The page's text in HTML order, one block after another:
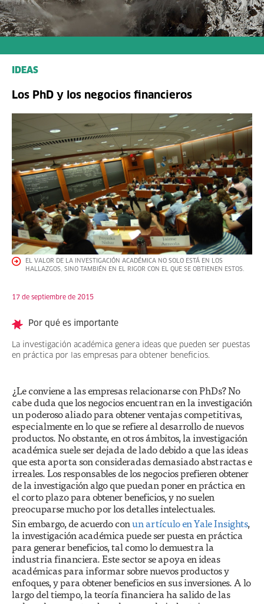
IDEAS
Los PhD y los negocios financieros
EL VALOR DE LA INVESTIGACIÓN ACADÉMICA NO SOLO ESTÁ EN LOS
HALLAZGOS, SINO TAMBIÉN EN EL RIGOR CON EL QUE SE OBTIENEN ESTOS.
17 de septiembre de 2015
Por qué es importante
La investigación académica genera ideas que pueden ser puestas
en práctica por las empresas para obtener beneficios.
¿Le conviene a las empresas relacionarse con PhDs? No
cabe duda que los negocios encuentran en la investigación
un poderoso aliado para obtener ventajas competitivas,
especialmente en lo que se refiere al desarrollo de nuevos
productos. No obstante, en otros ámbitos, la investigación
académica suele ser dejada de lado debido a que las ideas
que esta aporta son consideradas demasiado abstractas e
irreales. Los responsables de los negocios prefieren obtener
de la investigación algo que puedan poner en práctica en
el corto plazo para obtener beneficios, y no suelen
preocuparse mucho por los detalles intelectuales.
Sin embargo, de acuerdo conun artículo en Yale Insights,
la investigación académica puede ser puesta en práctica
para generar beneficios, tal como lo demuestra la
industria financiera. Este sector se apoya en ideas
académicas para informar sobre nuevos productos y
enfoques, y para obtener beneficios en sus inversiones. A lo
largo del tiempo, la teoría financiera ha salido de las